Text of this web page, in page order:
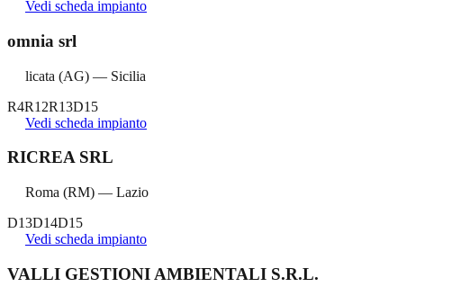
Vedi scheda impianto
omnia srl
licata (AG) — Sicilia
R4R12R13D15
Vedi scheda impianto
RICREA SRL
Roma (RM) — Lazio
D13D14D15
Vedi scheda impianto
VALLI GESTIONI AMBIENTALI S.R.L.